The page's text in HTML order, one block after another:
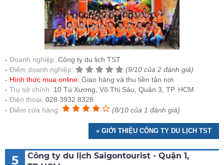
Doanh nghiệp: Công ty du lịch TST
Điểm doanh nghiệp:
(9/10 của 2 đánh giá)
Hình thức mua online: Giao hàng và thu tiền tận nơi
Trụ sở chính: 10 Tú Xương, Võ Thị Sáu, Quận 3, TP. HCM
Điện thoại: 028 3932 8328
Điểm cửa hàng:
(8/10 của 1 đánh giá)
» GIỚI THIỆU CÔNG TY DU LỊCH TST
5
Công ty du lịch Saigontourist - Quận 1,